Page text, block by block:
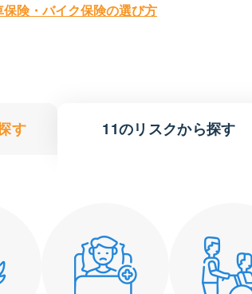
保険・バイク保険の選び方
す 11のリスクから探す